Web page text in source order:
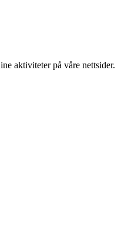
aktiviteter på våre nettsider.